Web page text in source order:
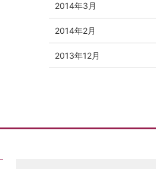
2014年3月
2014年2月
2013年12月